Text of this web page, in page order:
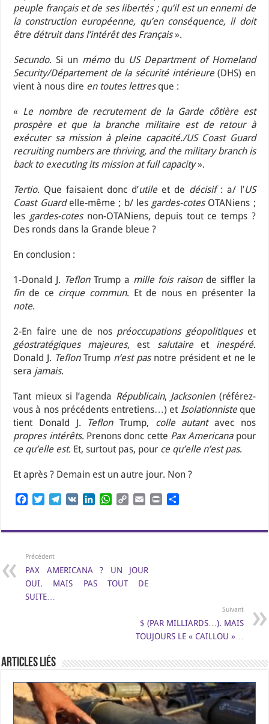
peuple français et de ses libertés ; qu’il est un ennemi de
la construction européenne, qu’en conséquence, il doit
être détruit dans l’intérêt des Français».
Secundo. Si un mémodu US Department of Homeland
Security/Département de la sécurité intérieure(DHS) en
vient à nous dire en toutes lettresque :
« Le nombre de recrutement de la Garde côtière est
prospère et que la branche militaire est de retour à
exécuter sa mission à pleine capacité./US Coast Guard
recruiting numbers are thriving, and the military branch is
back to executing its mission at full capacity».
Tertio. Que faisaient donc d’utileet de décisif : a/ l’US
Coast Guardelle-même ; b/ lesgardes-cotesOTANiens ;
les gardes-cotesnon-OTANiens, depuis tout ce temps ?
Des ronds dans la Grande bleue ?
En conclusion :
1-Donald J. TeflonTrump a mille fois raisonde siffler la
finde ce cirque commun. Et de nous en présenter la
note.
2-En faire une de nospréoccupations géopolitiques et
géostratégiques majeures, est salutaireet inespéré.
Donald J. TeflonTrump n’est pasnotre président et ne le
sera jamais.
Tant mieux si l’agenda Républicain, Jacksonien(référez-
vous à nos précédents entretiens…) et Isolationnisteque
tient Donald J. TeflonTrump, colle autantavec nos
propres intérêts. Prenons donc cette Pax Americanapour
ce qu’elle est. Et, surtout pas, pour ce qu’elle n’est pas.
Et après ? Demain est un autre jour. Non ?
e
o
o
k
t
e
r
e
a
m
k
n
W
t
p
p
y
n
i
n
t
Précédent
PAX AMERICANA ? UN JOUR
OUI. MAIS PAS TOUT DE
SUITE…
Suivant
$ (PAR MILLIARDS…). MAIS
TOUJOURS LE « CAILLOU »…
Articles Liés